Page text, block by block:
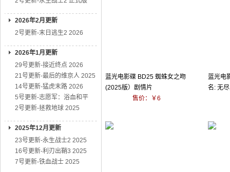
2026年2月更新
2号更新-末日逃生2 2026
2026年1月更新
29号更新-接近终点 2026
21号更新-最后的维京人 2025
14号更新-猛虎末路 2026
5号更新-志愿军：浴血和平
2号更新-拯救地球 2025
2025年12月更新
23号更新-永生战士2 2025
16号更新-利刃出鞘3 2025
7号更新-铁血战士 2025
蓝光电影碟 BD25 蜘蛛女之吻
(2025版）剧情片
售价：￥6
蓝光电
名: 无